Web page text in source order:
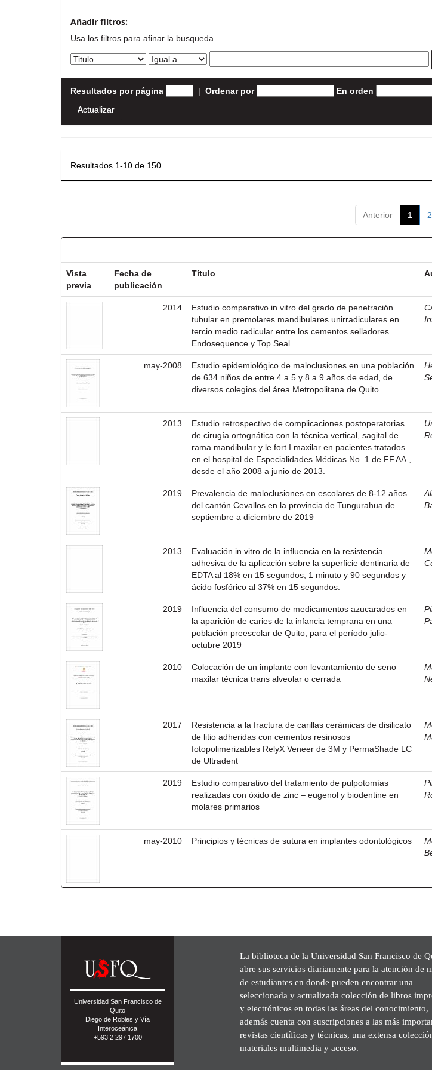
Añadir filtros:
Usa los filtros para afinar la busqueda.
Resultados por página | Ordenar por En orden
Resultados 1-10 de 150.
Anterior 1 2
Vista
previa
Fecha de
publicación
Título
2014
Estudio comparativo in vitro del grado de penetración
tubular en premolares mandibulares unirradiculares en
tercio medio radicular entre los cementos selladores
Endosequence y Top Seal.
may-2008
Estudio epidemiológico de maloclusiones en una población
de 634 niños de entre 4 a 5 y 8 a 9 años de edad, de
diversos colegios del área Metropolitana de Quito
2013
Estudio retrospectivo de complicaciones postoperatorias
de cirugía ortognática con la técnica vertical, sagital de
rama mandibular y le fort I maxilar en pacientes tratados
en el hospital de Especialidades Médicas No. 1 de FF.AA.,
desde el año 2008 a junio de 2013.
2019
Prevalencia de maloclusiones en escolares de 8-12 años
del cantón Cevallos en la provincia de Tungurahua de
septiembre a diciembre de 2019
2013
Evaluación in vitro de la influencia en la resistencia
adhesiva de la aplicación sobre la superficie dentinaria de
EDTA al 18% en 15 segundos, 1 minuto y 90 segundos y
ácido fosfórico al 37% en 15 segundos.
2019
Influencia del consumo de medicamentos azucarados en
la aparición de caries de la infancia temprana en una
población preescolar de Quito, para el período julio-
octubre 2019
2010
Colocación de un implante con levantamiento de seno
maxilar técnica trans alveolar o cerrada
2017
Resistencia a la fractura de carillas cerámicas de disilicato
de litio adheridas con cementos resinosos
fotopolimerizables RelyX Veneer de 3M y PermaShade LC
de Ultradent
2019
Estudio comparativo del tratamiento de pulpotomías
realizadas con óxido de zinc – eugenol y biodentine en
molares primarios
may-2010 Principios y técnicas de sutura en implantes odontológicos
Universidad San Francisco de
Quito
Diego de Robles y Vía
Interoceánica
+593 2 297 1700
La biblioteca de la Universidad San Francisco de
abre sus servicios diariamente para la atención de
de estudiantes en donde pueden encontrar una
seleccionada y actualizada colección de libros
y electrónicos en todas las áreas del conocimiento,
además cuenta con suscripciones a las más
revistas científicas y técnicas, una extensa
materiales multimedia y acceso.